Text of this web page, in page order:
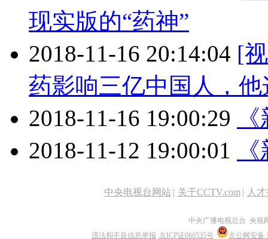
现实版的“药神”
2018-11-16 20:14:04 [
药影响三亿中国人，
2018-11-16 19:00:29
2018-11-12 19:00:01
中央电视台网站 | 关于CCTV.com | 人
中央广播电视总台 央视
违法和不良信息举报 京ICP证060535号 京公网安备